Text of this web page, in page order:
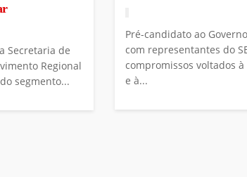
Secretaria de
Regional
segmento...
Pré-candidato ao
com representantes do
compromissos voltados
e à...